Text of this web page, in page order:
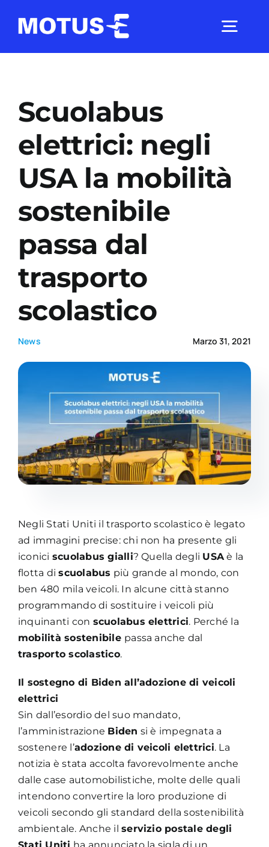
Studi e ricerche
Analisi di mercato
Utilità
Comunicati Stampa
Academy
Scuolabus
elettrici: negli
USA la mobilità
sostenibile
passa dal
trasporto
scolastico
News Marzo 31, 2021
Negli Stati Uniti il trasporto scolastico è legato
ad immagini precise: chi non ha presente gli
iconici scuolabus gialli? Quella degli USA è la
flotta discuolabus più grande al mondo, con
ben 480 mila veicoli. In alcune città stanno
programmando di sostituire i veicoli più
inquinanti con scuolabus elettrici. Perché la
mobilità sostenibile passa anche dal
trasporto scolastico.
Il sostegno di Biden all’adozione di veicoli
elettrici
Sin dall’esordio del suo mandato,
l’amministrazione Biden si è impegnata a
sostenere l’adozione di veicoli elettrici. La
notizia è stata accolta favorevolmente anche
dalle case automobilistiche, molte delle quali
intendono convertire la loro produzione di
veicoli secondo gli standard della sostenibilità
ambientale. Anche ilservizio postale degli